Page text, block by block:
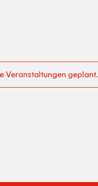
Veranstaltungen geplant.